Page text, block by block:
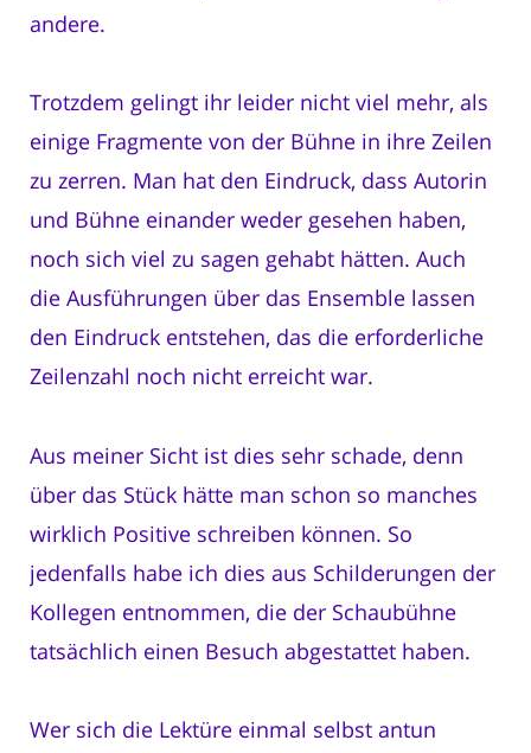
andere.
Trotzdem gelingt ihr leider nicht viel mehr, als
einige Fragmente von der Bühne in ihre Zeilen
zu zerren. Man hat den Eindruck, dass Autorin
und Bühne einander weder gesehen haben,
noch sich viel zu sagen gehabt hätten. Auch
die Ausführungen über das Ensemble lassen
den Eindruck entstehen, das die erforderliche
Zeilenzahl noch nicht erreicht war.
Aus meiner Sicht ist dies sehr schade, denn
über das Stück hätte man schon so manches
wirklich Positive schreiben können. So
jedenfalls habe ich dies aus Schilderungen der
Kollegen entnommen, die der Schaubühne
tatsächlich einen Besuch abgestattet haben.
Wer sich die Lektüre einmal selbst antun